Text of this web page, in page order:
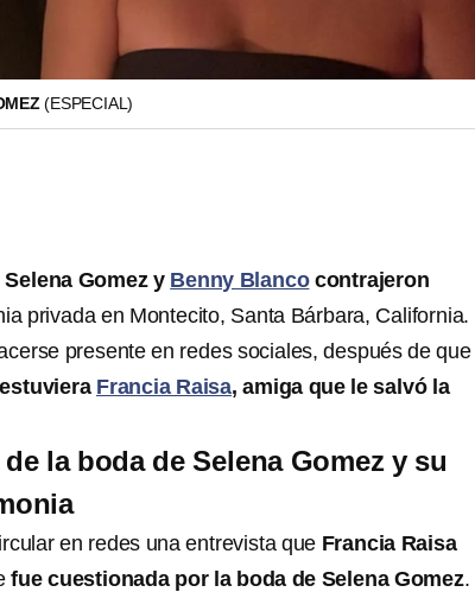
(ESPECIAL)
Selena Gomez y Benny Blancocontrajeron
privada en Montecito, Santa Bárbara, California.
presente en redes sociales, después de que
Francia Raisa, amiga que le salvó la
la boda de Selena Gomez y su
en redes una entrevista que Francia Raisa
fue cuestionada por la boda de Selena Gomez.